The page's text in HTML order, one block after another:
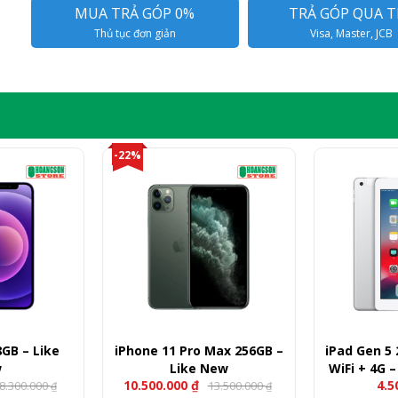
MUA TRẢ GÓP 0%
Thủ tục đơn giản
TRẢ GÓP QUA
Visa, Master, JCB
– Like
₫
-22%
iPhone 11 Pro Max 256GB –
Like New
10.500.000 ₫ 13.500.000₫
iPad Gen 5
WiFi + 4G